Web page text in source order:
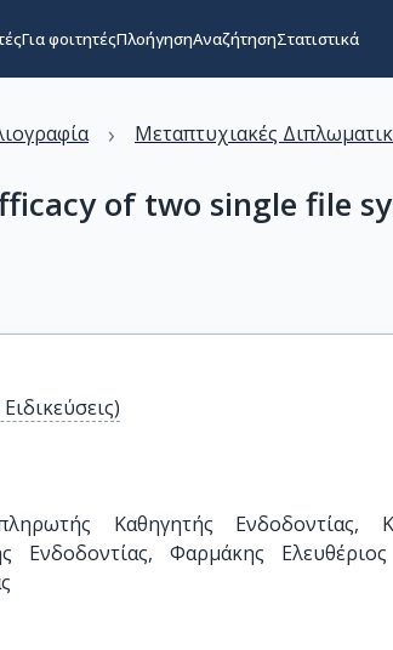
Για φοιτητέςΠλοήγησηΑναζήτησηΣτατιστικά
› Μεταπτυχιακές
of two single file
Καθηγητής Ενδοδοντίας,
Ενδοδοντίας, Φαρμάκης